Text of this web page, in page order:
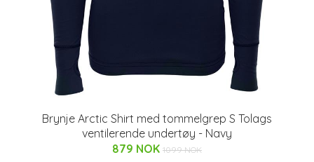
Brynje Arctic Shirt med tommelgrep S Tolags
ventilerende undertøy - Navy
879 NOK 1099 NOK